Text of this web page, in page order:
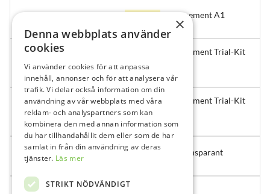
RelyXUniversalResin cement A1
679478
Resin cement Trial-Kit
A1
1 frp
679479
RelyXUniversalResin cement Trial-Kit
Translucent
1 frp
683351 RelyX Ultimate Trial Transparant
×
Denna webbplats använder
cookies
Vi använder cookies för att anpassa
innehåll, annonser och för att analysera vår
trafik. Vi delar också information om din
användning av vår webbplats med våra
reklam- och analyspartners som kan
kombinera den med annan information som
du har tillhandahållit dem eller som de har
samlat in från din användning av deras
tjänster. Läs mer
STRIKT NÖDVÄNDIGT